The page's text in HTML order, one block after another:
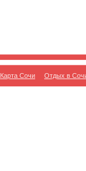
Карта Сочи Отдых в